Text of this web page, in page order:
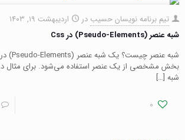
تیم برنامه نویسان حسیب در
اردیبهشت ۱۹, ۱۴۰۳
شبه عنصر (Pseudo-Elements) در Css
بخش مشخصی از یک عنصر استفاده می‌شود. برای مثال
شبه […]
0